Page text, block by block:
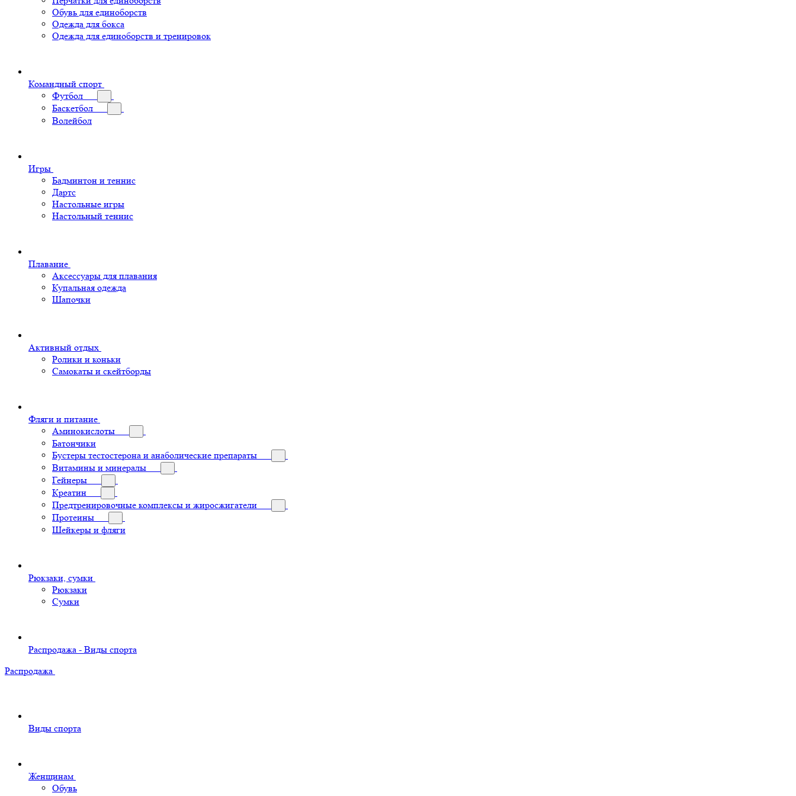
Обувь для единоборств
Одежда для бокса
Одежда для единоборств и тренировок
Командный спорт
Футбол
Баскетбол
Волейбол
Игры
Бадминтон и теннис
Дартс
Настольные игры
Настольный теннис
Плавание
Аксессуары для плавания
Купальная одежда
Шапочки
Активный отдых
Ролики и коньки
Самокаты и скейтборды
Фляги и питание
Аминокислоты
Батончики
Бустеры тестостерона и анаболические препараты
Витамины и минералы
Гейнеры
Креатин
Предтренировочные комплексы и жиросжигатели
Протеины
Шейкеры и фляги
Рюкзаки, сумки
Рюкзаки
Сумки
Распродажа - Виды спорта
Распродажа
Виды спорта
Женщинам
Обувь